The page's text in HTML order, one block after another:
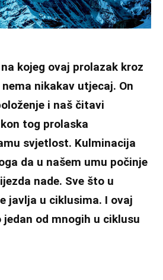
kojeg ovaj prolazak kroz
nikakav utjecaj. On
i naš čitavi
tog prolaska
svjetlost. Kulminacija
da u našem umu počinje
nade. Sve što u
javlja u ciklusima. I ovaj
od mnogih u ciklusu